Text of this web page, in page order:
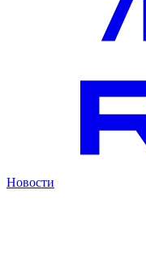
Новости